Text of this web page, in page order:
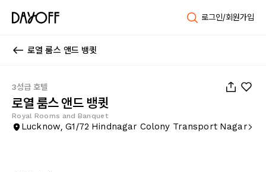
로그인/회원가입
로열 룸스 앤드 뱅큇
3성급 호텔
로열 룸스 앤드 뱅큇
Royal Rooms and Banquet
Lucknow, G1/72 Hindnagar Colony Transport Nagar